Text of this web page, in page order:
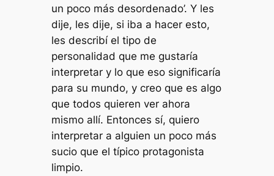
un poco más desordenado’. Y les
dije, les dije, si iba a hacer esto,
les describí el tipo de
personalidad que me gustaría
interpretar y lo que eso significaría
para su mundo, y creo que es algo
que todos quieren ver ahora
mismo allí. Entonces sí, quiero
interpretar a alguien un poco más
sucio que el típico protagonista
limpio.